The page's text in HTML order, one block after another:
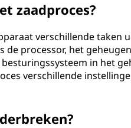
zaadproces?
verschillende
processor, het
in het
verschillende